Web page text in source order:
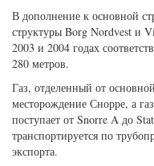
В дополнение к основной
структуры Borg Nordvest и
2003 и 2004 годах
280 метров.
Газ, отделенный от
месторождение Снорре, а
поступает от Snorre A до
транспортируется по
экспорта.